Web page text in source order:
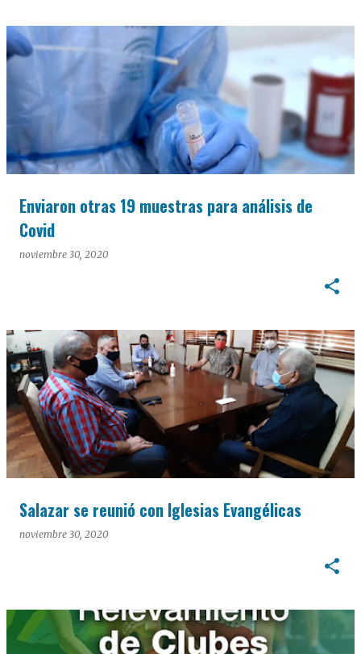
Enviaron otras 19 muestras para análisis de
Covid
noviembre 30, 2020
Salazar se reunió con Iglesias Evangélicas
noviembre 30, 2020